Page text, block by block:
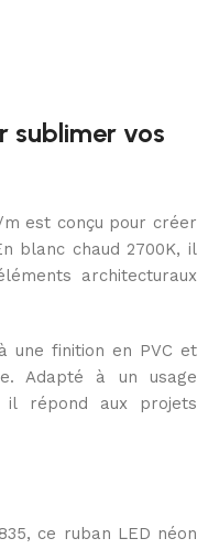
sublimer vos
m est conçu pour créer
blanc chaud 2700K, il
architecturaux
une finition en PVC et
Adapté à un usage
il répond aux projets
ce ruban LED néon